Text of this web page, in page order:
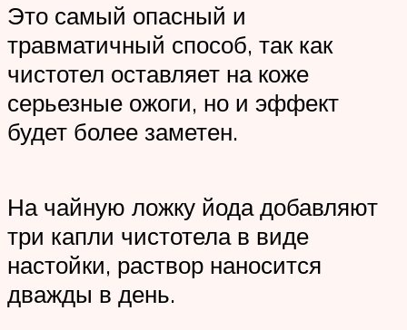
Это самый опасный и
травматичный способ, так как
чистотел оставляет на коже
серьезные ожоги, но и эффект
будет более заметен.
На чайную ложку йода добавляют
три капли чистотела в виде
настойки, раствор наносится
дважды в день.